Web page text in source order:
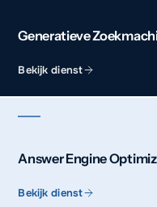
Generatieve
Bekijk dienst
Answer Engine
Bekijk dienst